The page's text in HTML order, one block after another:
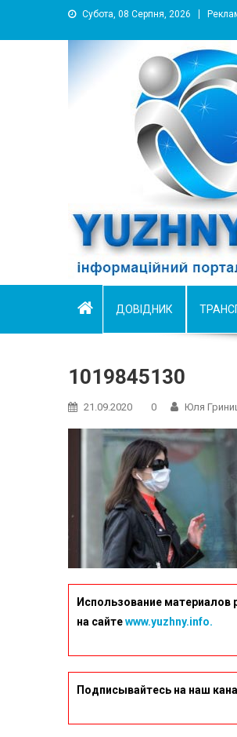
Субота, 08 Серпня, 2026
информационный
ДОВІДНИК
1019845130
21.09.2020 0 Юля
Использование материалов
на сайтеwww.yuzhny.info.
Подписывайтесь на наш